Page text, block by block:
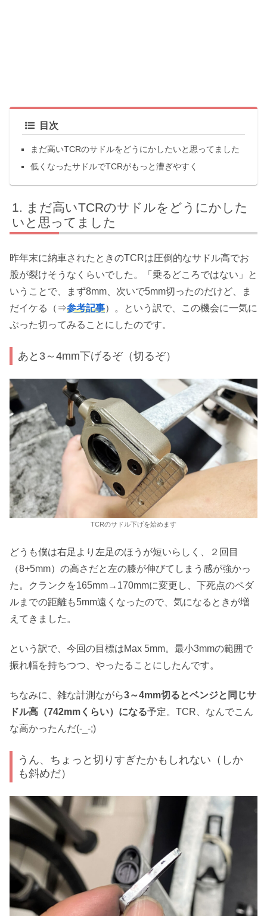
目次
まだ高いTCRのサドルをどうにかしたいと思ってました
低くなったサドルでTCRがもっと漕ぎやすく
まだ高いTCRのサドルをどうにかした
いと思ってました
昨年末に納車されたときのTCRは圧倒的なサドル高でお
股が裂けそうなくらいでした。「乗るどころではない」と
いうことで、まず8mm、次いで5mm切ったのだけど、ま
だイケる（⇒参考記事）。という訳で、この機会に一気に
ぶった切ってみることにしたのです。
あと3～4mm下げるぞ（切るぞ）
TCRのサドル下げを始めます
どうも僕は右足より左足のほうが短いらしく、２回目
（8+5mm）の高さだと左の膝が伸びてしまう感が強かっ
た。クランクを165mm→170mmに変更し、下死点のペダ
ルまでの距離も5mm遠くなったので、気になるときが増
えてきました。
という訳で、今回の目標はMax 5mm。最小3mmの範囲で
振れ幅を持ちつつ、やったることにしたんです。
ちなみに、雑な計測ながら3～4mm切るとベンジと同じサ
ドル高（742mmくらい）になる予定。TCR、なんでこん
な高かったんだ(-_-;)
うん、ちょっと切りすぎたかもしれない（しか
も斜めだ）